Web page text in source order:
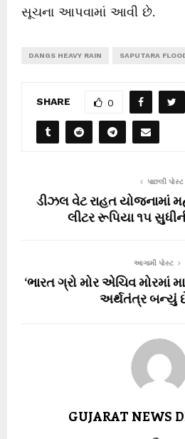
સૂચના આપવામાં આવી છે.
DANGS HEAVY RAIN SAPUTARA
SHARE 0
પાછલી પોસ્ટ
ડીઝલ વેટ રાહત યોજનામાં
લીટર રૂપિયા ૧૫
આગામી પોસ્ટ
‘ભારત ગ્રો મોર એચિવ મોરમાં
અર્થતંત્ર બન્યું
GUJARAT NEWS